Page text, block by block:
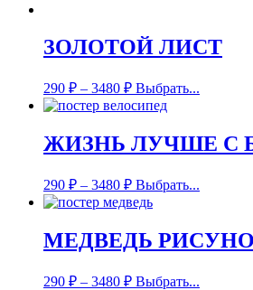
ЗОЛОТОЙ ЛИСТ
290 ₽ – 3480 ₽ Выбрать...
ЖИЗНЬ ЛУЧШЕ С
290 ₽ – 3480 ₽ Выбрать...
МЕДВЕДЬ
290 ₽ – 3480 ₽ Выбрать...